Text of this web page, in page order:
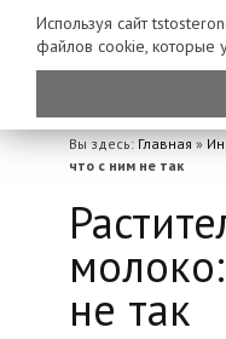
Вы здесь: Главная »
что с ним не так
не так
Используя сайт
файлов cookie, которые